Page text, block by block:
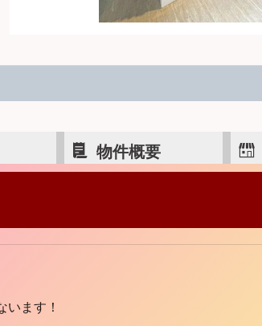
物件概要
ます！